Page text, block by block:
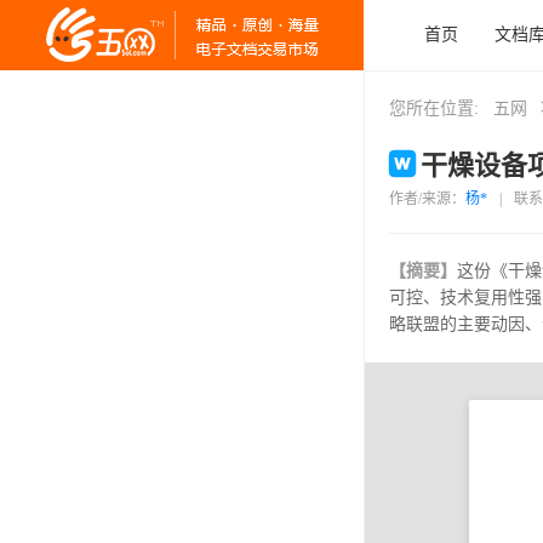
首页 文档
您所在位置: 五网
干燥设备
作者/来源： 杨* 联
【摘要】 这份《干
可控、技术复用性
略联盟的主要动因